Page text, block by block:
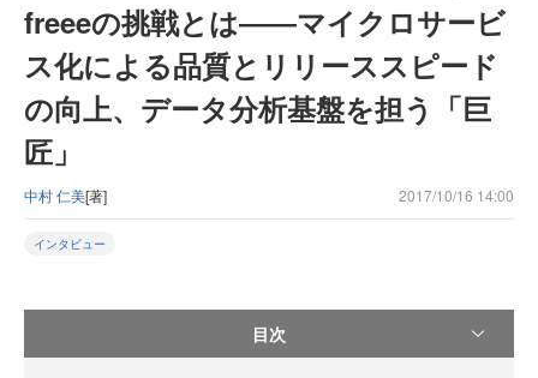
freeeの挑戦とは――マイクロサービ
ス化による品質とリリーススピード
の向上、データ分析基盤を担う「巨
匠」
中村 仁美[著] 2017/10/16 14:00
インタビュー
目次